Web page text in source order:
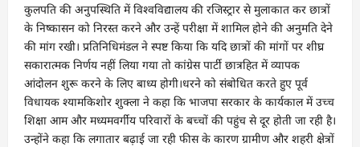
कुलपति की अनुपस्थिति में विश्वविद्यालय की रजिस्ट्रार से मुलाकात कर छात्रों
के निष्कासन को निरस्त करने और उन्हें परीक्षा में शामिल होने की अनुमति देने
की मांग रखी। प्रतिनिधिमंडल ने स्पष्ट किया कि यदि छात्रों की मांगों पर शीघ्र
सकारात्मक निर्णय नहीं लिया गया तो कांग्रेस पार्टी छात्रहित में व्यापक
आंदोलन शुरू करने के लिए बाध्य होगी।धरने को संबोधित करते हुए पूर्व
विधायक श्यामकिशोर शुक्ला ने कहा कि भाजपा सरकार के कार्यकाल में उच्च
शिक्षा आम और मध्यमवर्गीय परिवारों के बच्चों की पहुंच से दूर होती जा रही है।
उन्होंने कहा कि लगातार बढ़ाई जा रही फीस के कारण ग्रामीण और शहरी क्षेत्रों